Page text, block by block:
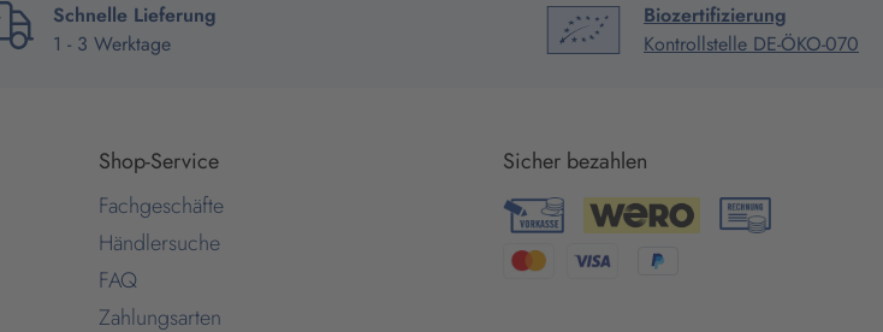
Schnelle Lieferung
1 - 3 Werktage
Biozertifizierung
Kontrollstelle DE-ÖKO-070
Shop-Service
Fachgeschäfte
Händlersuche
FAQ
Zahlungsarten
Sicher bezahlen